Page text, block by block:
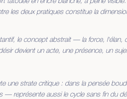
tatouée en encre blanche, à peine
les deux pratiques constitue la
le concept abstrait — la force, l'élan,
devient un acte, une présence, un
une strate critique : dans la pensée
représente aussi le cycle sans fin du